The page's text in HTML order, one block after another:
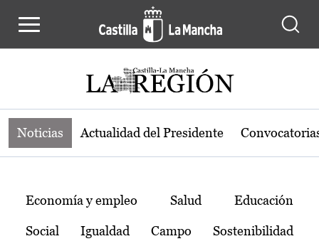
Noticias de la región de Castilla-La
Noticias Actualidad del Presidente
Temas
Economía y empleo Salud Educación
Social Igualdad Campo Sostenibilidad